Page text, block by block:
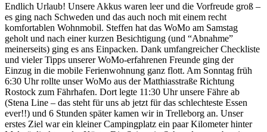
Endlich Urlaub! Unsere Akkus waren leer und die Vorfreude groß –
es ging nach Schweden und das auch noch mit einem recht
komfortablen Wohnmobil. Steffen hat das WoMo am Samstag
geholt und nach einer kurzen Besichtigung (und “Abnahme”
meinerseits) ging es ans Einpacken. Dank umfangreicher Checkliste
und vieler Tipps unserer WoMo-erfahrenen Freunde ging der
Einzug in die mobile Ferienwohnung ganz flott. Am Sonntag früh
6:30 Uhr rollte unser WoMo aus der Matthiasstraße Richtung
Rostock zum Fährhafen. Dort legte 11:30 Uhr unsere Fähre ab
(Stena Line – das steht für uns ab jetzt für das schlechteste Essen
ever!!) und 6 Stunden später kamen wir in Trelleborg an. Unser
erstes Ziel war ein kleiner Campingplatz ein paar Kilometer hinter